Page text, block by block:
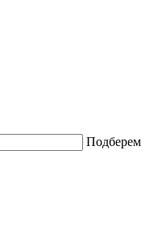
Подберем